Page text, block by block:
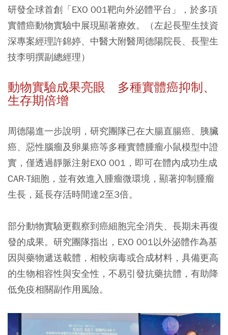
研發全球首創「EXO 001靶向外泌體平台」，於多項
實體癌動物實驗中展現顯著療效。（左起長聖生技資
深專案經理許錦婷、中醫大附醫周德陽院長、長聖生
技李明撰副總經理）
動物實驗成果亮眼 多種實體癌抑制、
生存期倍增
周德陽進一步說明，研究團隊已在大腸直腸癌、胰臟
癌、惡性腦瘤及卵巢癌等多種實體腫瘤小鼠模型中證
實，僅透過靜脈注射EXO 001，即可在體內成功生成
CAR-T細胞，並有效進入腫瘤微環境，顯著抑制腫瘤
生長，延長存活時間達2至3倍。
部分動物實驗更觀察到癌細胞完全消失、長期未再復
發的成果。研究團隊指出，EXO 001以外泌體作為基
因與藥物遞送載體，相較病毒或合成材料，具備更高
的生物相容性與安全性，不易引發抗藥抗體，有助降
低免疫相關副作用風險。